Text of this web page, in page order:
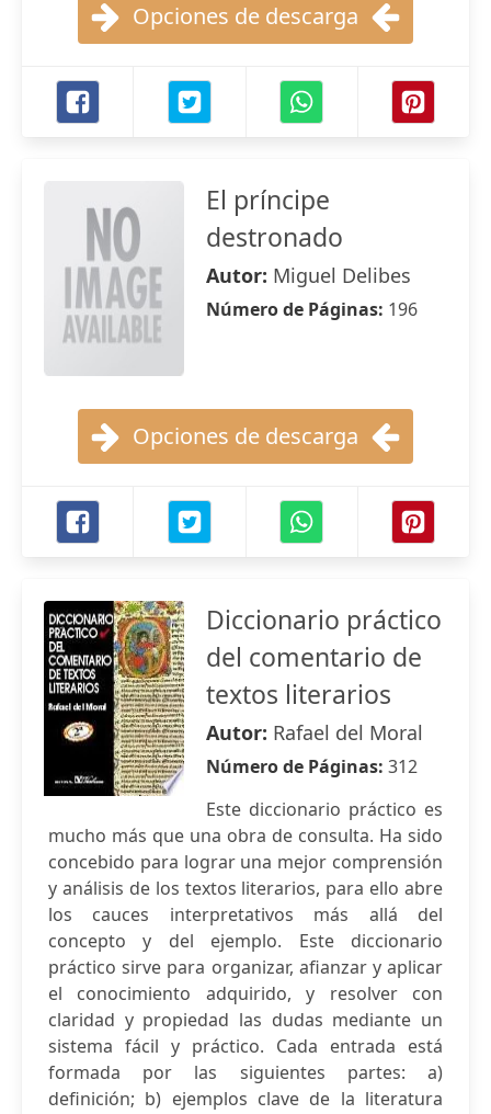
Opciones de descarga
El príncipe
destronado
Autor: Miguel Delibes
Número de Páginas: 196
Opciones de descarga
Diccionario práctico
del comentario de
textos literarios
Autor: Rafael del Moral
Número de Páginas: 312
Este diccionario práctico es
mucho más que una obra de consulta. Ha sido
concebido para lograr una mejor comprensión
y análisis de los textos literarios, para ello abre
los cauces interpretativos más allá del
concepto y del ejemplo. Este diccionario
práctico sirve para organizar, afianzar y aplicar
el conocimiento adquirido, y resolver con
claridad y propiedad las dudas mediante un
sistema fácil y práctico. Cada entrada está
formada por las siguientes partes: a)
definición; b) ejemplos clave de la literatura